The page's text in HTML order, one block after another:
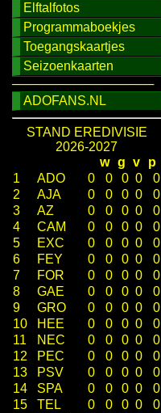
Elftalfotos
Programmaboekjes
Toegangskaartjes
Seizoenkaarten
────────────────
ADOFANS.NL
STAND EREDIVISIE
2026-2027
w g v
p
1
ADO 0 0 0 0
0
2
AJA 0 0 0 0
0
3
AZ 0 0 0 0
0
4
CAM 0 0 0 0
0
5
EXC 0 0 0 0
0
6
FEY 0 0 0 0
0
7
FOR 0 0 0 0
0
8
GAE 0 0 0 0
0
9
GRO 0 0 0 0
0
10
HEE 0 0 0 0
0
11
NEC 0 0 0 0
0
12
PEC 0 0 0 0
0
13
PSV 0 0 0 0
0
14
SPA 0 0 0 0
0
15
TEL 0 0 0 0
0